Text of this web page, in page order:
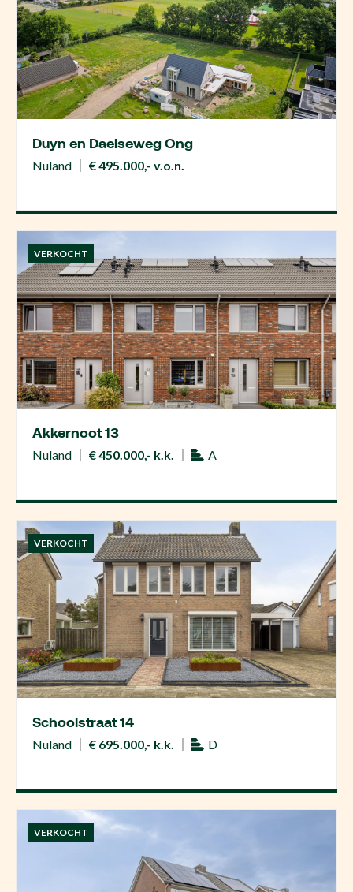
Duyn en Daelseweg Ong
Nuland € 495.000,- v.o.n.
VERKOCHT
Akkernoot 13
Nuland € 450.000,- k.k. A
VERKOCHT
Schoolstraat 14
Nuland € 695.000,- k.k. D
VERKOCHT